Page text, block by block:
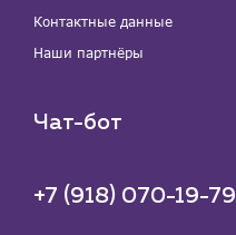
Контактные данные
Наши партнёры
Чат-бот
+7 (918) 070-19-79